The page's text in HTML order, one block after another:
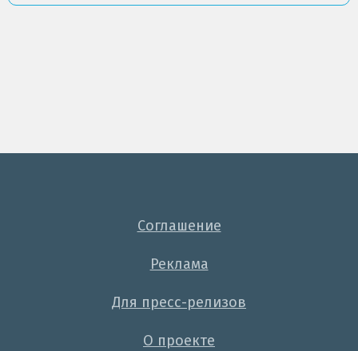
Соглашение
Реклама
Для пресс-релизов
О проекте